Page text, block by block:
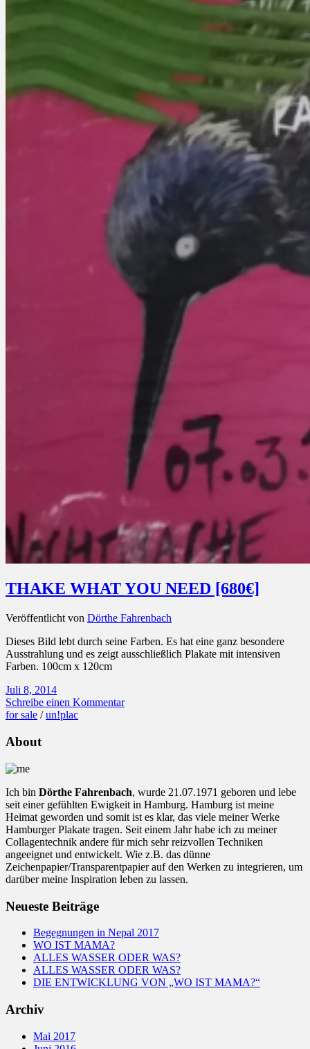
THAKE WHAT YOU NEED [680€]
Veröffentlicht von Dörthe Fahrenbach
Dieses Bild lebt durch seine Farben. Es hat eine ganz besondere
Ausstrahlung und es zeigt ausschließlich Plakate mit intensiven
Farben. 100cm x 120cm
Juli 8, 2014
Schreibe einen Kommentar
for sale /un!plac
About
Ich bin Dörthe Fahrenbach, wurde 21.07.1971 geboren und lebe
seit einer gefühlten Ewigkeit in Hamburg. Hamburg ist meine
Heimat geworden und somit ist es klar, das viele meiner Werke
Hamburger Plakate tragen. Seit einem Jahr habe ich zu meiner
Collagentechnik andere für mich sehr reizvollen Techniken
angeeignet und entwickelt. Wie z.B. das dünne
Zeichenpapier/Transparentpapier auf den Werken zu integrieren, um
darüber meine Inspiration leben zu lassen.
Neueste Beiträge
Begegnungen in Nepal 2017
WO IST MAMA?
ALLES WASSER ODER WAS?
ALLES WASSER ODER WAS?
DIE ENTWICKLUNG VON „WO IST MAMA?“
Archiv
Mai 2017